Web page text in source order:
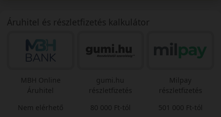
Áruhitel és részletfizetés kalkulátor
MBH Online
Áruhitel
Nem elérhető
gumi.hu
részletfizetés
80 000 Ft-tól
Milpay
részletfizetés
501 000 Ft-tól